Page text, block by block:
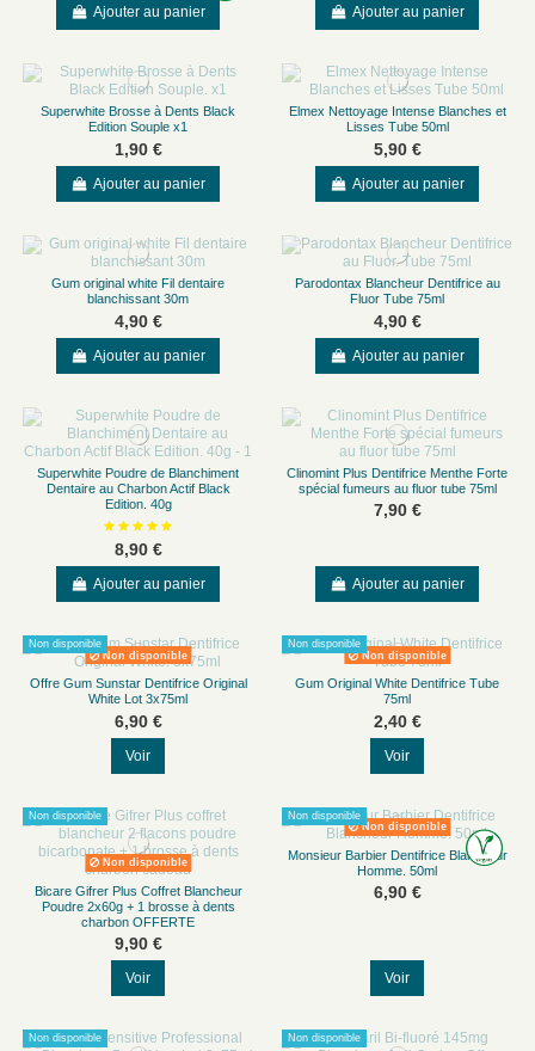
Ajouter au panier Ajouter au panier
Superwhite Brosse à Dents Black
Edition Souple x1
1,90 €
Ajouter au panier
Elmex Nettoyage Intense Blanches et
Lisses Tube 50ml
5,90 €
Ajouter au panier
Gum original white Fil dentaire
blanchissant 30m
4,90 €
Ajouter au panier
Parodontax Blancheur Dentifrice au
Fluor Tube 75ml
4,90 €
Ajouter au panier
Superwhite Poudre de Blanchiment
Dentaire au Charbon Actif Black
Edition. 40g
8,90 €
Ajouter au panier
Clinomint Plus Dentifrice Menthe Forte
spécial fumeurs au fluor tube 75ml
7,90 €
Ajouter au panier
Non disponible
Non disponible
Offre Gum Sunstar Dentifrice Original
White Lot 3x75ml
6,90 €
Voir
Non disponible
Non disponible
Gum Original White Dentifrice Tube
75ml
2,40 €
Voir
Non disponible
Non disponible
Bicare Gifrer Plus Coffret Blancheur
Poudre 2x60g + 1 brosse à dents
charbon OFFERTE
9,90 €
Voir
Non disponible
Non disponible
Monsieur Barbier Dentifrice Blancheur
Homme. 50ml
6,90 €
Voir
Non disponible Non disponible